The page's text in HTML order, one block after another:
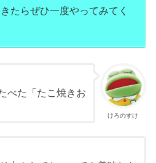
たらぜひ一度やってみてく
けろのすけ
べた「たこ焼きお